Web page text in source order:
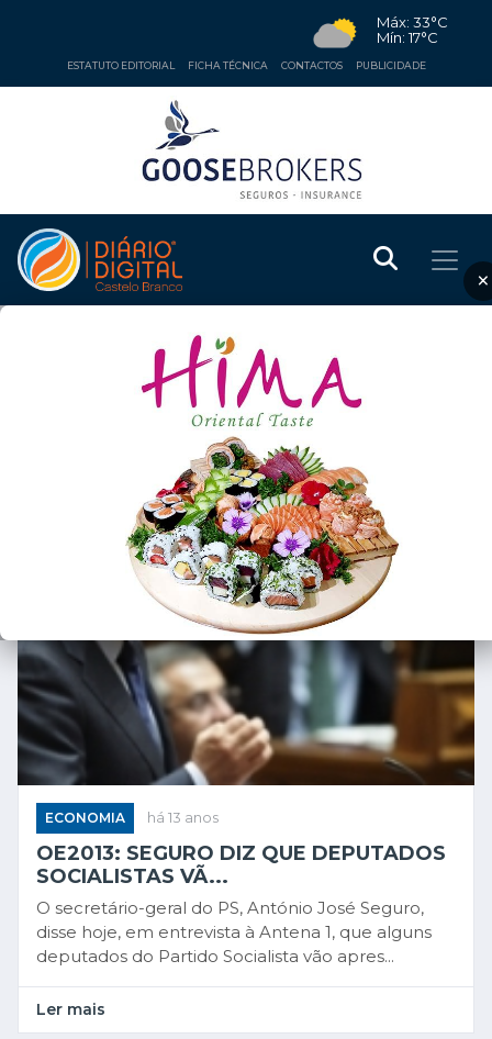
Máx: 33°C
Mín: 17°C
ESTATUTO EDITORIAL FICHA TÉCNICA CONTACTOS PUBLICIDADE
×
ECONOMIA
ECONOMIA há 13 anos
OE2013: SEGURO DIZ QUE DEPUTADOS
SOCIALISTAS VÃ...
O secretário-geral do PS, António José Seguro,
disse hoje, em entrevista à Antena 1, que alguns
deputados do Partido Socialista vão apres...
Ler mais